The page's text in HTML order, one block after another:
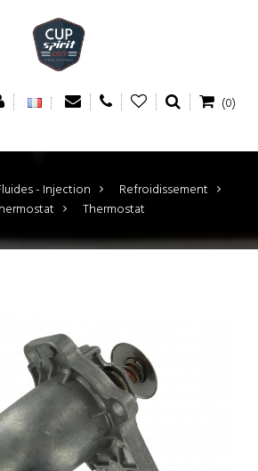
(0)
- Injection >
Refroidissement
> Thermostat